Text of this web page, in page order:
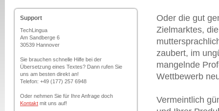
Support
TechLingua
Am Sandberge 6
30539 Hannover
Sie brauchen schnelle Hilfe bei der
Übersetzung eines Textes? Dann rufen Sie
uns am besten direkt an!
Telefon: +49 (177) 257 6948
Oder nehmen Sie für Ihre Anfrage doch
Kontakt mit uns auf!
Oder die gut
Zielmarktes,
zaubert, im
mangelnde
Wettbewerb
Vermeintlich